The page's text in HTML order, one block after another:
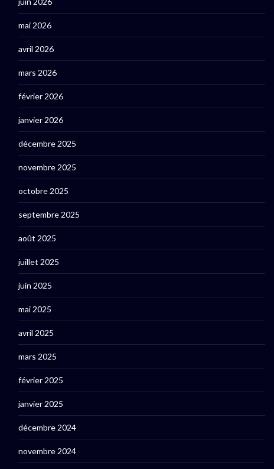
mai 2026
avril 2026
mars 2026
février 2026
janvier 2026
décembre 2025
novembre 2025
octobre 2025
septembre 2025
août 2025
juillet 2025
juin 2025
mai 2025
avril 2025
mars 2025
février 2025
janvier 2025
décembre 2024
novembre 2024